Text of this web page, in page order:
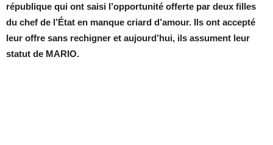
république qui ont saisi l’opportunité offerte par deux filles
du chef de l’État en manque criard d’amour. Ils ont accepté
leur offre sans rechigner et aujourd’hui, ils assument leur
statut de MARIO.